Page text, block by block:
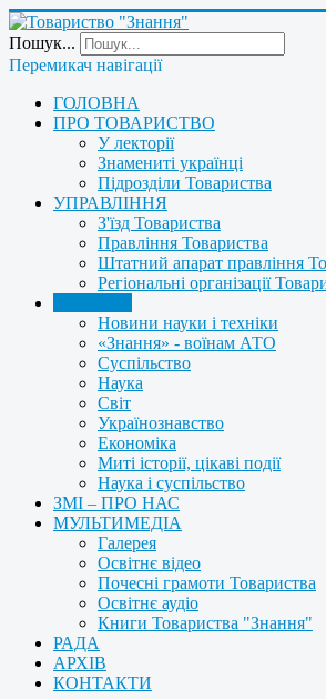
Пошук...
Перемикач навігації
ГОЛОВНА
ПРО ТОВАРИСТВО
У лекторії
Знамениті українці
Підрозділи Товариства
УПРАВЛІННЯ
З'їзд Товариства
Правління Товариства
Штатний апарат правління
Регіональні організації
Новини науки і техніки
«Знання» - воїнам АТО
Суспільство
Наука
Світ
Українознавство
Економіка
Миті історії, цікаві події
Наука і суспільство
ЗМІ – ПРО НАС
МУЛЬТИМЕДІА
Галерея
Освітнє відео
Почесні грамоти Товариства
Освітнє аудіо
Книги Товариства "Знання"
РАДА
АРХІВ
КОНТАКТИ